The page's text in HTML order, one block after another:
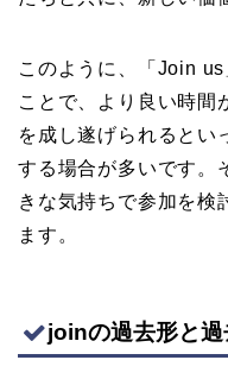
このように、「Join
ことで、より良い時間
を成し遂げられるとい
する場合が多いです。
きな気持ちで参加を検
ます。
joinの過去形と